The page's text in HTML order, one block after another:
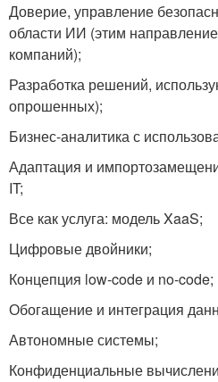
Доверие, управление
области ИИ (этим
компаний);
Разработка решений,
опрошенных);
Бизнес-аналитика с
Адаптация и
IT;
Все как услуга: модель XaaS;
Цифровые двойники;
Концепция low-code и no-code;
Обогащение и интеграция
Автономные системы;
Конфиденциальные